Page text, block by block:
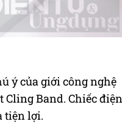
ý của giới công nghệ
Cling Band. Chiếc điện
tiện lợi.